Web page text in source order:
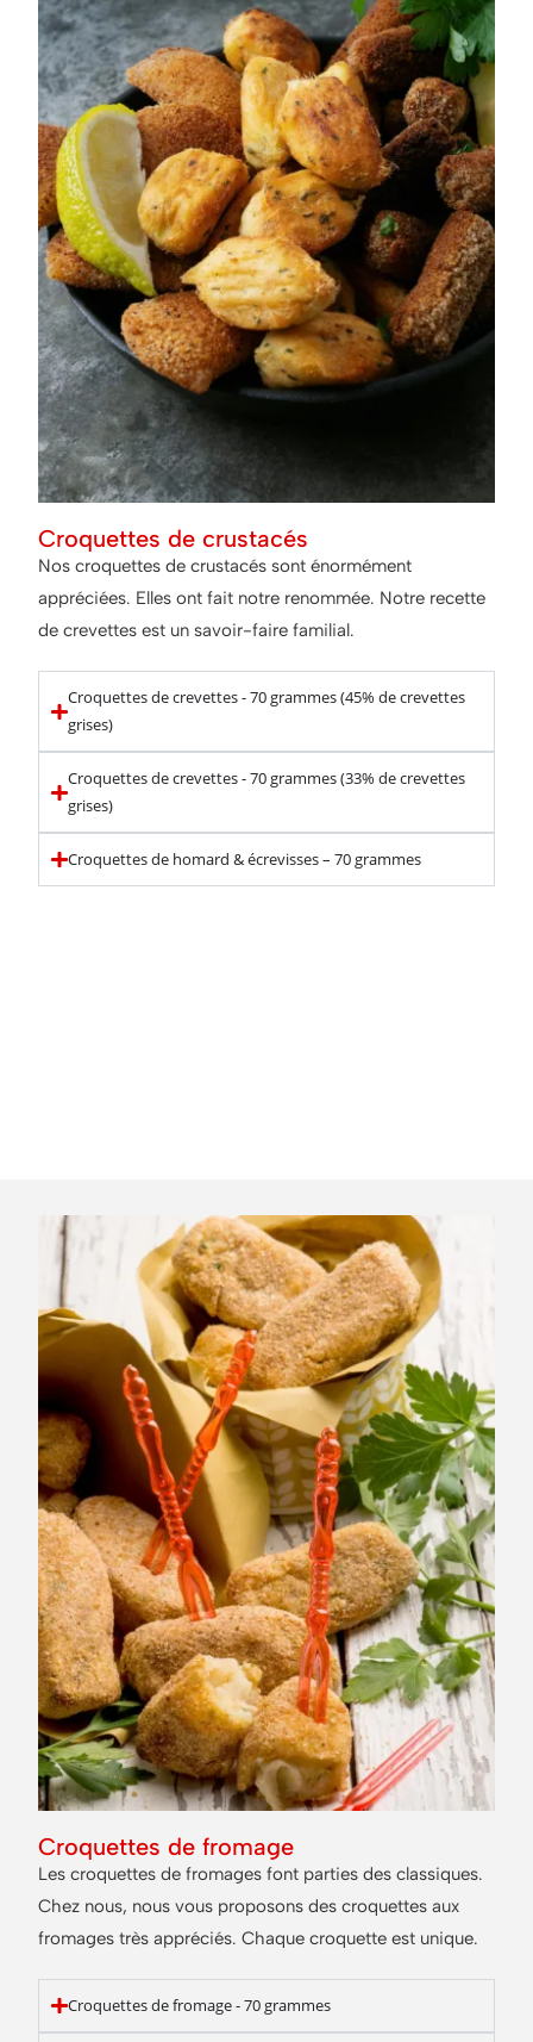
Croquettes de crustacés
Nos croquettes de crustacés sont énormément
appréciées. Elles ont fait notre renommée. Notre recette
de crevettes est un savoir-faire familial.
Croquettes de crevettes - 70 grammes (45% de crevettes
grises)
Croquettes de crevettes - 70 grammes (33% de crevettes
grises)
Croquettes de homard & écrevisses – 70 grammes
Croquettes de fromage
Les croquettes de fromages font parties des classiques.
Chez nous, nous vous proposons des croquettes aux
fromages très appréciés. Chaque croquette est unique.
Croquettes de fromage - 70 grammes